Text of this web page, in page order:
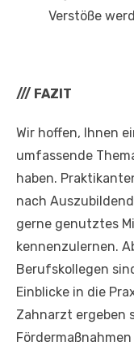
Verstöße
/// FAZIT
Wir hoffen, Ihnen
umfassende
haben.
nach
gerne genutztes
kennenzulernen.
Berufskollegen
Einblicke in die
Zahnarzt ergeben